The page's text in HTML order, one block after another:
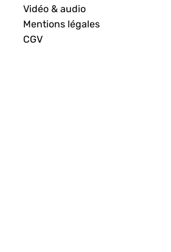
Vidéo & audio
Mentions légales
CGV